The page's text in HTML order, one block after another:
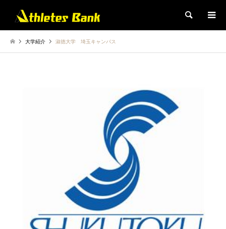
検索
大学紹介 淑徳大学 埼玉キャンパス